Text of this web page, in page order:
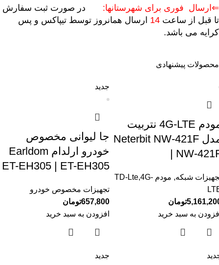
⇐ارسال فوری برای شهرستانها: در صورت ثبت سفارش
تا قبل از ساعت 14 ارسال همانروز توسط تیپاکس و پس
کرایه می باشد.
محصولات پیشنهادی
مودم 4G-LTE نتربیت
مدل Neterbit NW-421F
| NW-
شبکه,
مودم TD-Lte,4G-
تومان
به سبد خرید
جدید
جا لیوانی مخصوص
خودرو ارلدام Earldom
ET-EH305 | ET-EH305
تجهیزات مخصوص خودرو
657,800تومان
افزودن به سبد خرید
جدید